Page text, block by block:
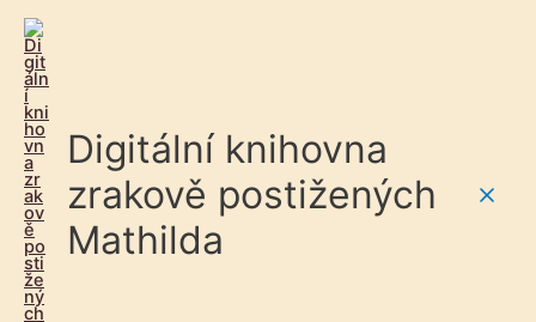
Digitální knihovna
zrakově postižených
Mathilda